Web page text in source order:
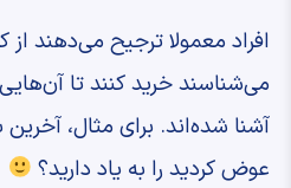
افراد معمولا ترجیح می‌دهند
می‌شناسند خرید کنند تا آن‌هایی
آشنا شده‌اند. برای مثال، آخرین
عوض کردید را به یاد دارید؟